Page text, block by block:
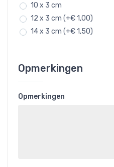
10 x 3 cm
12 x 3 cm (+€ 1,00)
14 x 3 cm (+€ 1,50)
Opmerkingen
Opmerkingen